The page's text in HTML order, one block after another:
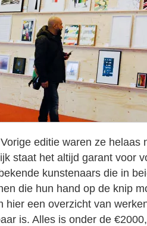
editie waren ze helaas
staat het altijd garant voor
kunstenaars die in
die hun hand op de knip
hier een overzicht van
is. Alles is onder de